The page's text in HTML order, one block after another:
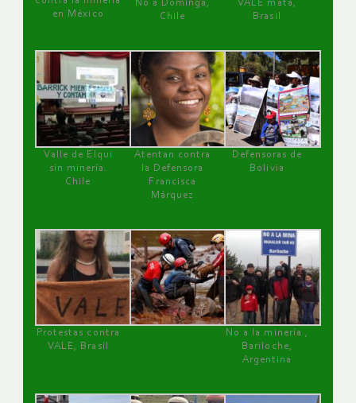
en México
No a Dominga,
Chile
VALE mata,
Brasil
Valle de Elqui
sin minería.
Chile
Atentan contra
la Defensora
Francisca
Márquez
Defensoras de
Bolivia
Protestas contra
VALE, Brasil
No a la minería ,
Bariloche,
Argentina